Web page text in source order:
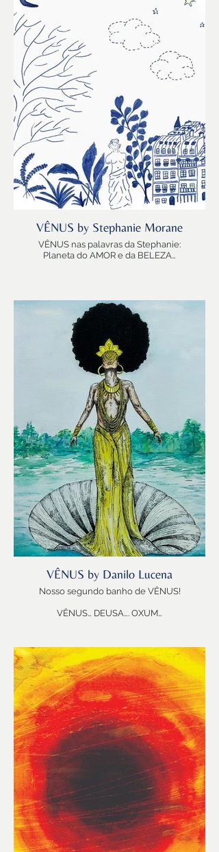
fala do SOL para os demais corpos celestes…
e reportar a fala dos demais para o SOL!
Consciencia-Mente-Consciencia
Mercúrio, mestre das composições…
aquele que revela a multiplicidade das cores
do arco-íris…
e dança com os pés alados de Hermes!
Mercúrio aqui, nas impressões da Raquel…
Nada como uma mercuriana, uma artista do
movimento, uma professora, astróloga, e
eterna pesquisadora da inteligência universal
para evocar a magia de Mercúrio….e despertar
a nossa curiosidade! 💫
VÊNUS by Stephanie Morane
VÊNUS nas palavras da Stephanie:
Planeta do AMOR e da BELEZA…
“Beleza” da natureza frondosa….
E Paris, a cidade mais linda do mundo :)
Vênus que brilha forte nos ares….
fazendo echo a Torre Eiffel que cintila
suavemente na Terra.
E ainda…. Vênus, Vênus de Milo, no Louvres de
Paris!
Adoro Vênus e os talentos dos venusianos
como a Stephanie, uma “carioca forever”,
parisiense, residente em Sydney na Australia…
viajante, fotógrafa, life coach, Mãe e
lógico…..Libriana!
Um primeiro banho de Vênus…para suspirar!
VÊNUS by Danilo Lucena
Nosso segundo banho de VÊNUS!
VÊNUS… DEUSA…. OXUM…
as nossas células para decidir que ama….para
escolher, atrair, acolher!
Homenagem hoje a Vênus em TOURO…
A Vênus do ouro.... do mais precioso!
Como é seu ouro?